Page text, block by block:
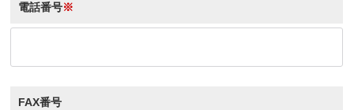
電話番号※
FAX番号